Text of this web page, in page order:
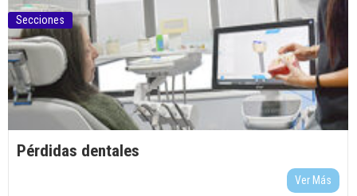
Secciones
Pérdidas dentales
Ver Más